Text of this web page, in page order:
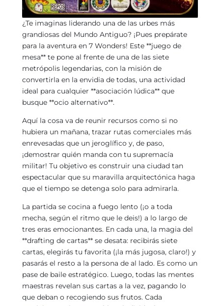
¿Te imaginas liderando una de las urbes más
grandiosas del Mundo Antiguo? ¡Pues prepárate
para la aventura en 7 Wonders! Este **juego de
mesa** te pone al frente de una de las siete
metrópolis legendarias, con la misión de
convertirla en la envidia de todas, una actividad
ideal para cualquier **asociación lúdica** que
busque **ocio alternativo**.
Aquí la cosa va de reunir recursos como si no
hubiera un mañana, trazar rutas comerciales más
enrevesadas que un jeroglífico y, de paso,
¡demostrar quién manda con tu supremacía
militar! Tu objetivo es construir una ciudad tan
espectacular que su maravilla arquitectónica haga
que el tiempo se detenga solo para admirarla.
La partida se cocina a fuego lento (¡o a toda
mecha, según el ritmo que le deis!) a lo largo de
tres eras emocionantes. En cada una, la magia del
**drafting de cartas** se desata: recibirás siete
cartas, elegirás tu favorita (¡la más jugosa, claro!) y
pasarás el resto a la persona de al lado. Es como un
pase de baile estratégico. Luego, todas las mentes
maestras revelan sus cartas a la vez, pagando lo
que deban o recogiendo sus frutos. Cada